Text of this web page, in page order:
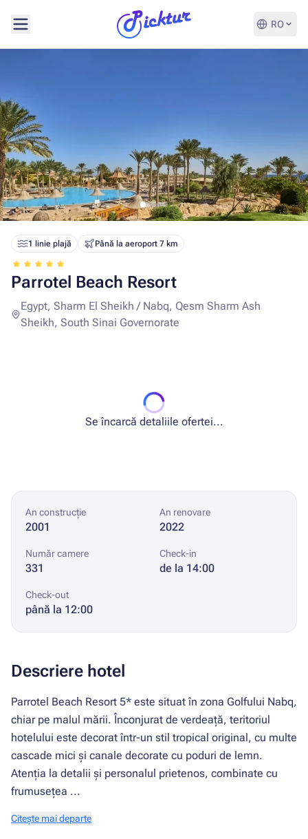
RO
1 linie plajă Până la aeroport 7 km
Parrotel Beach Resort
Egypt, Sharm El Sheikh / Nabq, Qesm Sharm Ash
Sheikh, South Sinai Governorate
Se încarcă detaliile ofertei...
An construcție
2001
An renovare
2022
Număr camere
331
Check-in
de la 14:00
Check-out
până la 12:00
Descriere hotel
Parrotel Beach Resort 5* este situat în zona Golfului Nabq,
chiar pe malul mării. Înconjurat de verdeață, teritoriul
hotelului este decorat într-un stil tropical original, cu multe
cascade mici și canale decorate cu poduri de lemn.
Atenția la detalii și personalul prietenos, combinate cu
frumusețea ...
Citește mai departe